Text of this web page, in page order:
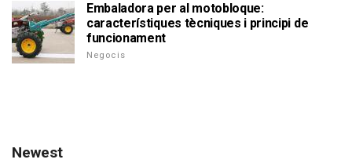
Embaladora per al motobloque:
característiques tècniques i principi de
funcionament
Negocis
Newest